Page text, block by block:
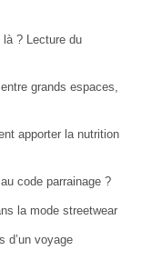
? Lecture du
grands espaces,
apporter la nutrition
code parrainage ?
la mode streetwear
d’un voyage